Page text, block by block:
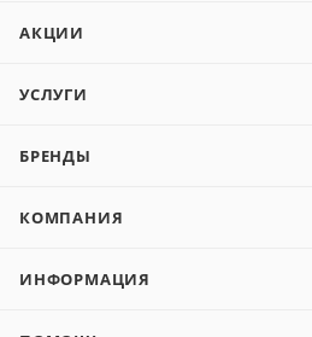
АКЦИИ
УСЛУГИ
БРЕНДЫ
КОМПАНИЯ
ИНФОРМАЦИЯ